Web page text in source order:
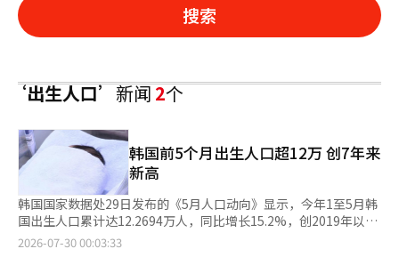
搜索
‘出生人口’新闻2个
韩国前5个月出生人口超12万 创7年来
新高
韩国国家数据处29日发布的《5月人口动向》显示，今年1至5月韩
国出生人口累计达12.2694万人，同比增长15.2%，创2019年以来
同期最高水平。 数据显示，今年5月韩国出生人口为2.316万人，
2026-07-30 00:03:33